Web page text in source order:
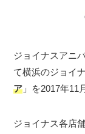
ジョイナスアニ
て横浜のジョイ
ア 」を2017年11
ジョイナス各店